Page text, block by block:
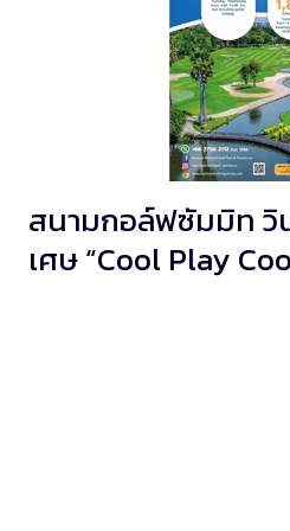
สนามกอล์ฟซัมมิท วิ
เศษ “Cool Play